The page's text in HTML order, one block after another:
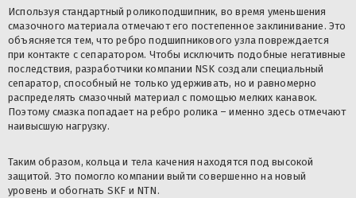
Используя стандартный роликоподшипник, во время уменьшения
смазочного материала отмечают его постепенное заклинивание. Это
объясняется тем, что ребро подшипникового узла повреждается
при контакте с сепаратором. Чтобы исключить подобные негативные
последствия, разработчики компании NSK создали специальный
сепаратор, способный не только удерживать, но и равномерно
распределять смазочный материал с помощью мелких канавок.
Поэтому смазка попадает на ребро ролика – именно здесь отмечают
наивысшую нагрузку.
Таким образом, кольца и тела качения находятся под высокой
защитой. Это помогло компании выйти совершенно на новый
уровень и обогнать SKF и NTN.